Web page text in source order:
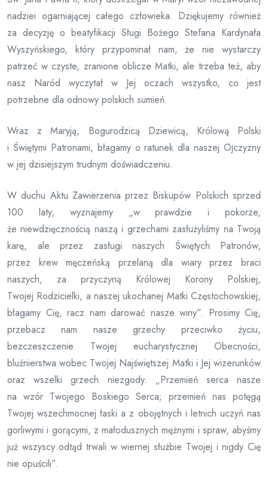
nadziei ogarniającej całego człowieka. Dziękujemy również
za decyzję o beatyfikacji Sługi Bożego Stefana Kardynała
Wyszyńskiego, który przypominał nam, że nie wystarczy
patrzeć w czyste, zranione oblicze Matki, ale trzeba też, aby
nasz Naród wyczytał w Jej oczach wszystko, co jest
potrzebne dla odnowy polskich sumień.
Wraz z Maryją, Bogurodzicą Dziewicą, Królową Polski
i Świętymi Patronami, błagamy o ratunek dla naszej Ojczyzny
w jej dzisiejszym trudnym doświadczeniu.
W duchu Aktu Zawierzenia przez Biskupów Polskich sprzed
100 laty, wyznajemy „w prawdzie i pokorze,
że niewdzięcznością naszą i grzechami zasłużyliśmy na Twoją
karę, ale przez zasługi naszych Świętych Patronów,
przez krew męczeńską przelaną dla wiary przez braci
naszych, za przyczyną Królowej Korony Polskiej,
Twojej Rodzicielki, a naszej ukochanej Matki Częstochowskiej,
błagamy Cię, racz nam darować nasze winy”. Prosimy Cię,
przebacz nam nasze grzechy przeciwko życiu,
bezczeszczenie Twojej eucharystycznej Obecności,
bluźnierstwa wobec Twojej Najświętszej Matki i Jej wizerunków
oraz wszelki grzech niezgody. „Przemień serca nasze
na wzór Twojego Boskiego Serca; przemień nas potęgą
Twojej wszechmocnej łaski a z obojętnych i letnich uczyń nas
gorliwymi i gorącymi, z małodusznych mężnymi i spraw, abyśmy
już wszyscy odtąd trwali w wiernej służbie Twojej i nigdy Cię
nie opuścili”.